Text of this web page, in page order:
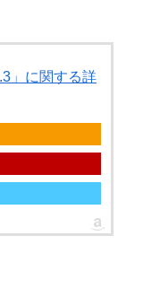
」に関する詳